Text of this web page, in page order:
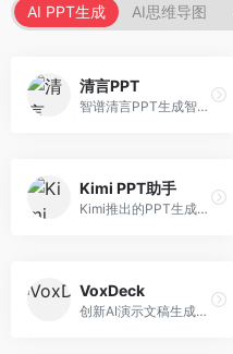
AI PPT生成 AI思维导图
清言PPT
智谱清言PPT生成智能体，基于GLM大模型。面向智谱用户，支持对话生成PPT、内容优化等服务，与智谱生态深度整合。
Kimi PPT助手
Kimi推出的PPT生成智能体，整合长文本处理能力。面向职场人士和学生，支持文档解析、PPT生成、内容优化等服务，与Kimi生态深度整合。
VoxDeck
创新AI演示文稿生成工具，支持语音交互创作。面向职场人士，支持语音输入、PPT生成、内容优化等功能，语音创作体验便捷。